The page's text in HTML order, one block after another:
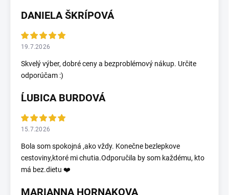
DANIELA ŠKRÍPOVÁ
19.7.2026
Skvelý výber, dobré ceny a bezproblémový nákup. Určite
odporúčam :)
ĹUBICA BURDOVÁ
15.7.2026
Bola som spokojná ,ako vždy. Konečne bezlepkove
cestoviny,ktoré mi chutia.Odporučila by som každému, kto
má bez.dietu ❤️
MARIANNA HORNAKOVA